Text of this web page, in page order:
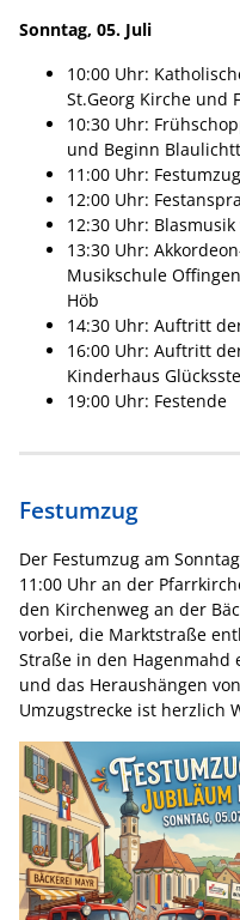
Sonntag, 05. Juli
10:00 Uhr:
St.Georg Kirche und
10:30 Uhr:
und Beginn
11:00 Uhr:
12:00 Uhr:
12:30 Uhr:
13:30 Uhr:
Musikschule
Höb
14:30 Uhr: Auftritt der
16:00 Uhr: Auftritt
Kinderhaus
19:00 Uhr: Festende
Festumzug
Der Festumzug am
11:00 Uhr an der
den Kirchenweg an der
vorbei, die Marktstraße
Straße in den Hagenmahd
und das Heraushängen
Umzugstrecke ist herzlich